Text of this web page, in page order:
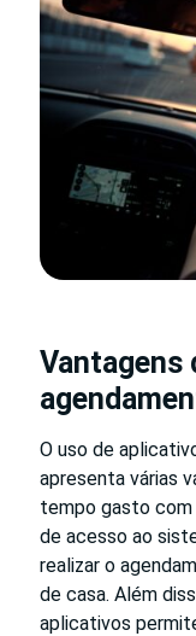
Vantagens
O uso de
apresenta várias
tempo gasto com
de acesso ao
realizar o
de casa. Além
aplicativos